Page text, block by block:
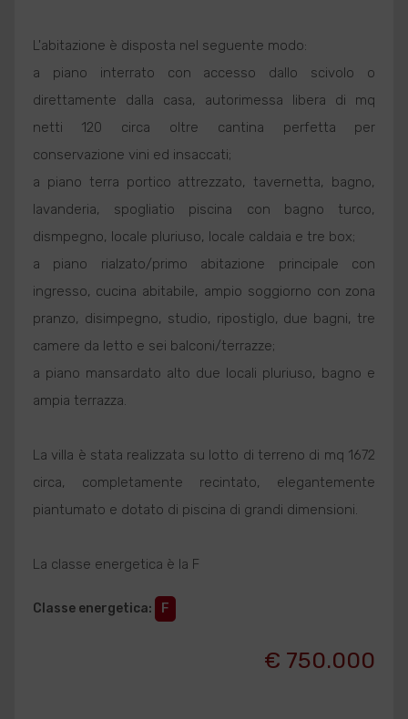
L'abitazione è disposta nel seguente modo:
a piano interrato con accesso dallo scivolo o
direttamente dalla casa, autorimessa libera di mq
netti 120 circa oltre cantina perfetta per
conservazione vini ed insaccati;
a piano terra portico attrezzato, tavernetta, bagno,
lavanderia, spogliatio piscina con bagno turco,
dismpegno, locale pluriuso, locale caldaia e tre box;
a piano rialzato/primo abitazione principale con
ingresso, cucina abitabile, ampio soggiorno con zona
pranzo, disimpegno, studio, ripostiglo, due bagni, tre
camere da letto e sei balconi/terrazze;
a piano mansardato alto due locali pluriuso, bagno e
ampia terrazza.
La villa è stata realizzata su lotto di terreno di mq 1672
circa, completamente recintato, elegantemente
piantumato e dotato di piscina di grandi dimensioni.
La classe energetica è la F
Classe energetica: F
€ 750.000